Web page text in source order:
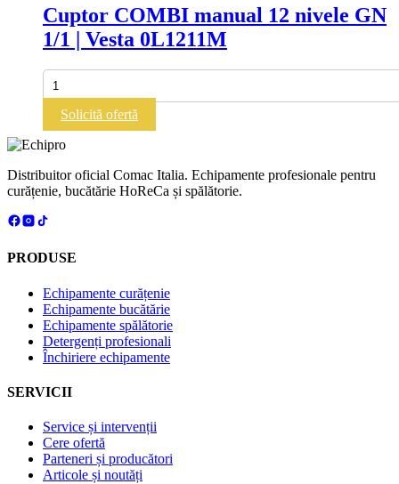
TANK
Cuptor COMBI manual 12 nivele GN
1/1 | Vesta 0L1211M
Cantitate
Cuptor
COMBI
manual
12
nivele
GN
1/1
Vesta
Solicită ofertă
Distribuitor oficial Comac Italia. Echipamente profesionale pentru
curățenie, bucătărie HoReCa și spălătorie.
PRODUSE
Echipamente curățenie
Echipamente bucătărie
Echipamente spălătorie
Detergenți profesionali
Închiriere echipamente
SERVICII
Service și intervenții
Cere ofertă
Parteneri și producători
Articole și noutăți